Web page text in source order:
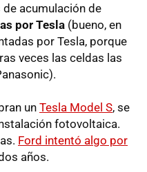
acumulación de
por Tesla (bueno, en
por Tesla, porque
veces las celdas las
un Tesla Model S, se
fotovoltaica.
Ford intentó algo por
años.